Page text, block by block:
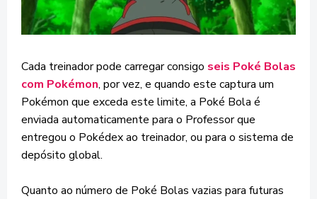
Cada treinador pode carregar consigo seis Poké Bolas
com Pokémon, por vez, e quando este captura um
Pokémon que exceda este limite, a Poké Bola é
enviada automaticamente para o Professor que
entregou o Pokédex ao treinador, ou para o sistema de
depósito global.
Quanto ao número de Poké Bolas vazias para futuras